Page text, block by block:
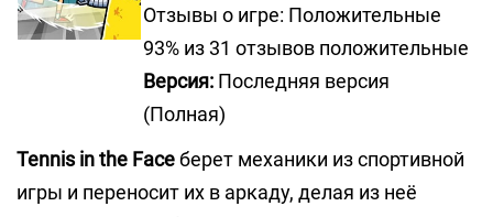
Отзывы о игре: Положительные
93% из 31 отзывов положительные
Версия: Последняя версия
(Полная)
Tennis in the Faceберет механики из спортивной
игры и переносит их в аркаду, делая из неё